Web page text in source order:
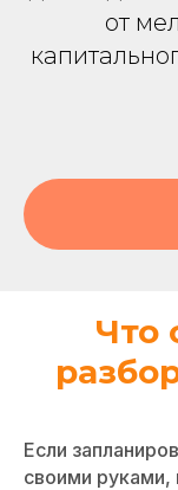
от
Что
Если
своими